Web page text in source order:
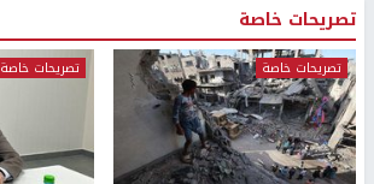
تصريحات خاصة
تصريحات خاصة تصريحات خاصة